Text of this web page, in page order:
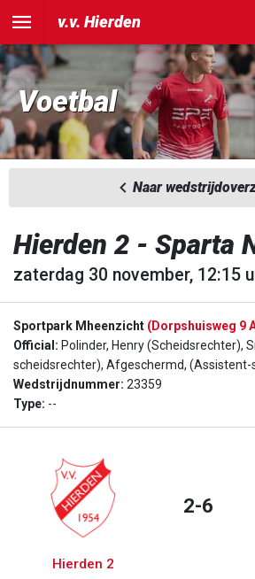
v.v. Hierden
Voetbal
Naar
Hierden 2 - Sparta
zaterdag 30 november, 12:15
Sportpark Mheenzicht (Dorpshuisweg 9
Official: Polinder, Henry (Scheidsrechter),
scheidsrechter), Afgeschermd, (Assistent-
Wedstrijdnummer: 23359
Type: --
Hierden 2
2-6